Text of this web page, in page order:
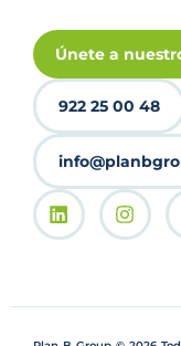
Únete a
922 25 00 48